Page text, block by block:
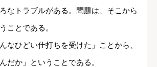
なトラブルがある。問題は、そこから
ことである。
なひどい仕打ちを受けた」ことから、
だか」ということである。